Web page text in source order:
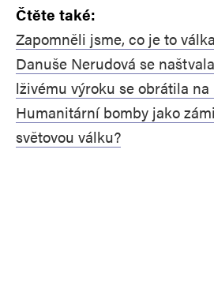
Čtěte také:
Zapomněli jsme, co je to válka
Danuše Nerudová se
lživému výroku se obrátila
Humanitární bomby jako
světovou válku?